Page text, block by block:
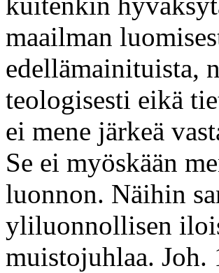
maailman
edellämainituista,
teologisesti eikä
ei mene järkeä
Se ei myöskään
luonnon. Näihin
yliluonnollisen
muistojuhlaa. Joh.